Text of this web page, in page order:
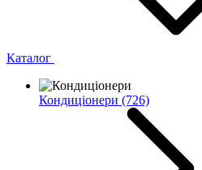
Каталог
Кондиціонери (726)